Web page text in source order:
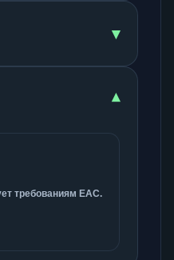
▾
▾
требованиям ЕАС.